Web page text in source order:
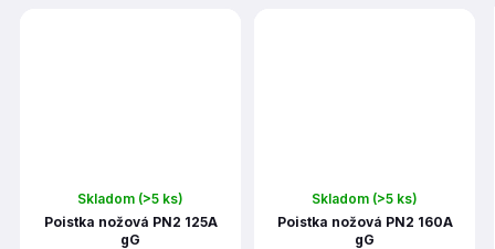
Skladom (>5 ks)
Poistka nožová PN2 125A
gG
Skladom (>5 ks)
Poistka nožová PN2 160A
gG